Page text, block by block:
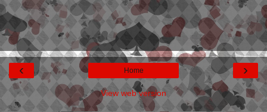
‹ ›
Home
View web version